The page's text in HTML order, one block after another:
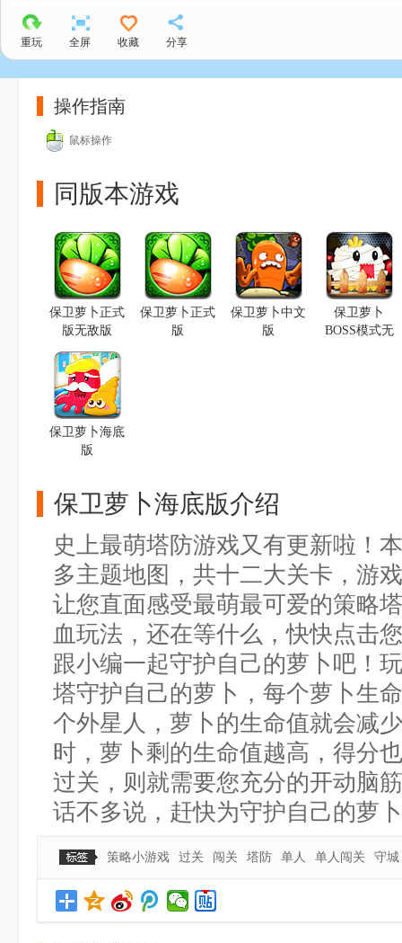
重玩 全屏 收藏 分享
操作指南
鼠标操作
同版本游戏
保卫萝卜正式
版无敌版
保卫萝卜正式
版
保卫萝卜中文
版
保卫萝卜
BOSS模式无
保卫萝卜海底
版
保卫萝卜海底版介绍
史上最萌塔防游戏又有更新啦！
多主题地图，共十二大关卡，游
让您直面感受最萌最可爱的策略
血玩法，还在等什么，快快点击
跟小编一起守护自己的萝卜吧！
塔守护自己的萝卜，每个萝卜生
个外星人，萝卜的生命值就会减
时，萝卜剩的生命值越高，得分
过关，则就需要您充分的开动脑
话不多说，赶快为守护自己的萝
策略小游戏 过关 闯关 塔防 单人 单人闯关 守城